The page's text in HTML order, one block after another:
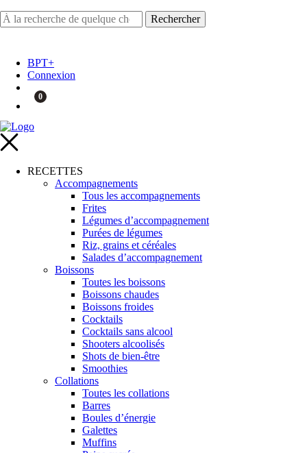
BPT+
Connexion
0
RECETTES
Accompagnements
Tous les accompagnements
Frites
Légumes d’accompagnement
Purées de légumes
Riz, grains et céréales
Salades d’accompagnement
Boissons
Toutes les boissons
Boissons chaudes
Boissons froides
Cocktails
Cocktails sans alcool
Shooters alcoolisés
Shots de bien-être
Smoothies
Collations
Toutes les collations
Barres
Boules d’énergie
Galettes
Muffins